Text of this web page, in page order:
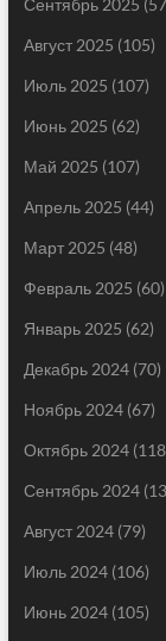
Сентябрь 2025
Август 2025 (105)
Июль 2025 (107)
Июнь 2025 (62)
Май 2025 (107)
Апрель 2025 (44)
Март 2025 (48)
Февраль 2025 (60)
Январь 2025 (62)
Декабрь 2024(70)
Ноябрь 2024(67)
Октябрь 2024
Сентябрь 2024
Август 2024(79)
Июль 2024(106)
Июнь 2024(105)